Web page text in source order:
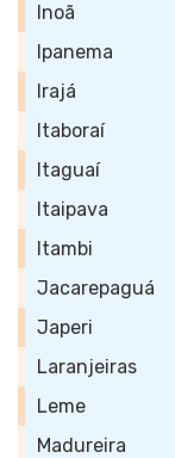
Inoã
Ipanema
Irajá
Itaboraí
Itaguaí
Itaipava
Itambi
Jacarepaguá
Japeri
Laranjeiras
Leme
Madureira